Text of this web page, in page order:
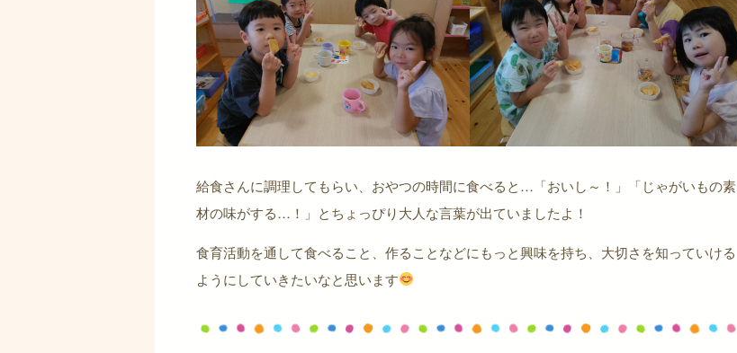
給食さんに調理してもらい、おやつの時間に食べると…「おいし～！」「じゃがいもの素
材の味がする…！」とちょっぴり大人な言葉が出ていましたよ！
食育活動を通して食べること、作ることなどにもっと興味を持ち、大切さを知っていける
ようにしていきたいなと思います